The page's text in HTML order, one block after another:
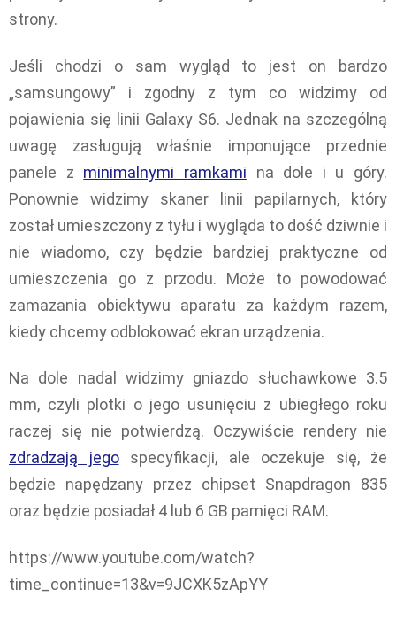
strony.
Jeśli chodzi o sam wygląd to jest on bardzo
„samsungowy” i zgodny z tym co widzimy od
pojawienia się linii Galaxy S6. Jednak na szczególną
uwagę zasługują właśnie imponujące przednie
panele z minimalnymi ramkami na dole i u góry.
Ponownie widzimy skaner linii papilarnych, który
został umieszczony z tyłu i wygląda to dość dziwnie i
nie wiadomo, czy będzie bardziej praktyczne od
umieszczenia go z przodu. Może to powodować
zamazania obiektywu aparatu za każdym razem,
kiedy chcemy odblokować ekran urządzenia.
Na dole nadal widzimy gniazdo słuchawkowe 3.5
mm, czyli plotki o jego usunięciu z ubiegłego roku
raczej się nie potwierdzą. Oczywiście rendery nie
zdradzają jegospecyfikacji, ale oczekuje się, że
będzie napędzany przez chipset Snapdragon 835
oraz będzie posiadał 4 lub 6 GB pamięci RAM.
https://www.youtube.com/watch?
time_continue=13&v=9JCXK5zApYY